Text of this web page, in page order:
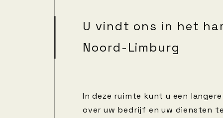
U vindt ons in het
Noord-Limburg
In deze ruimte kunt u een
over uw bedrijf en uw diensten te